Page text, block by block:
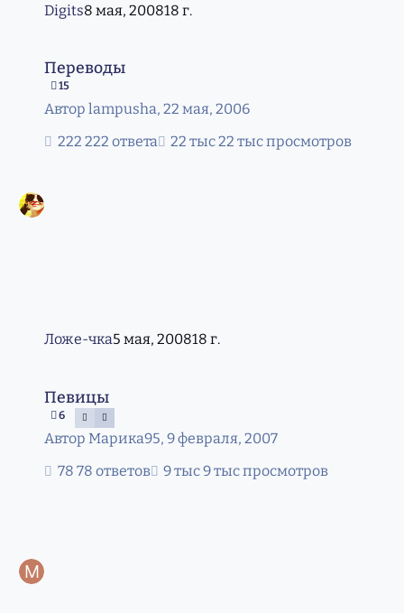
Digits8 мая, 200818 г.
Переводы
15
Автор lampusha, 22 мая, 2006
222 ответа
22 тыс просмотров
Ложe-чка5 мая, 200818 г.
Певицы
6
Автор Марика95, 9 февраля, 2007
78 ответов
9 тыс просмотров